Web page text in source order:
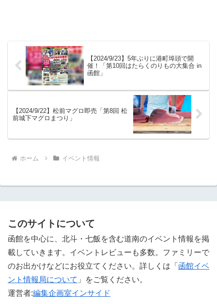
【2024/9/23】5年ぶりに港町埠頭で開
催！「第10回はたらくのりもの大集合 in
函館」
【2024/9/22】松前マグロ即売「第8回 松
前城下マグロまつり」
ホーム イベント情報
このサイトについて
函館を中心に、北斗・七飯を含む道南のイベント情報を掲
載していきます。イベントレビューも多数。ファミリーで
のお出かけなどにお役立てください。詳しくは「 函館イベ
ント情報局について 」をご覧ください。 ‎
運営者:編集企画室インサイド